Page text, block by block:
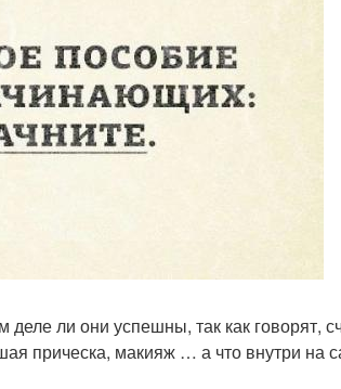
ли они успешны, так как говорят,
прическа, макияж … а что внутри на